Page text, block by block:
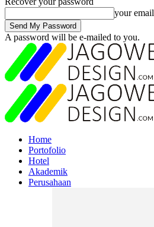
your email
A password will be e-mailed to you.
Home
Portofolio
Hotel
Akademik
Perusahaan